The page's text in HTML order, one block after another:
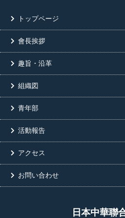
トップページ
會長挨拶
趣旨・沿革
組織図
青年部
活動報告
アクセス
お問い合わせ
日本中華聯